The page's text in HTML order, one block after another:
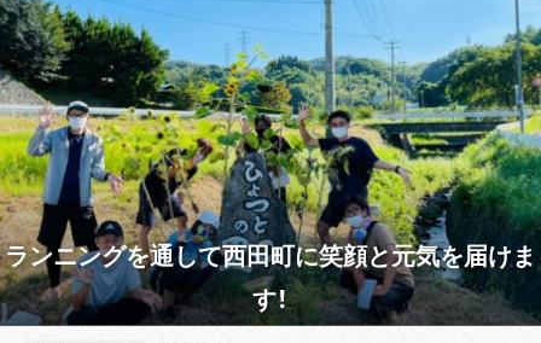
ランニングを通して西田町に笑顔と元気を届けま
す！